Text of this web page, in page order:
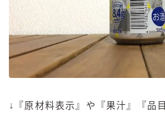
↓『原材料表示』や『果汁』『品